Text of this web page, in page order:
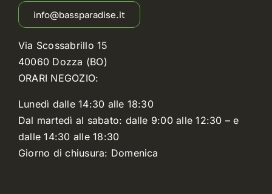
info@bassparadise.it
Via Scossabrillo 15
40060 Dozza (BO)
ORARI NEGOZIO:
Lunedì dalle 14:30 alle 18:30
Dal martedì al sabato: dalle 9:00 alle 12:30 – e
dalle 14:30 alle 18:30
Giorno di chiusura: Domenica